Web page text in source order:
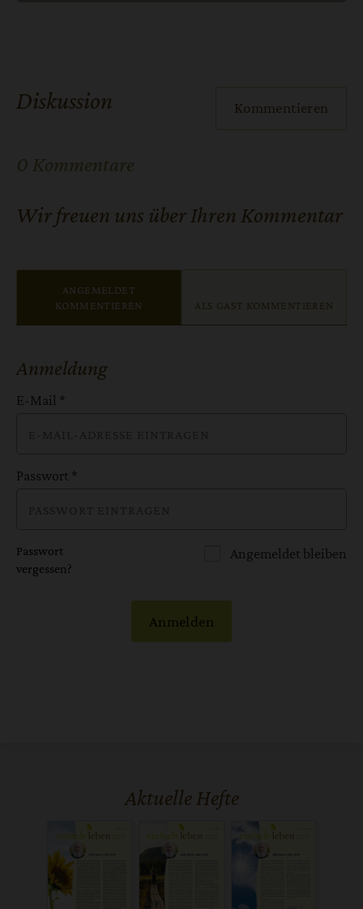
Diskussion Kommentieren
0 Kommentare
Wir freuen uns über Ihren Kommentar
ANGEMELDET
KOMMENTIEREN
ALS GAST KOMMENTIEREN
Anmeldung
E-Mail *
Passwort *
Passwort
vergessen?
Angemeldet bleiben
Anmelden
Aktuelle Hefte